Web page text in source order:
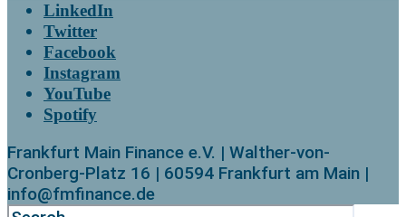
LinkedIn
Twitter
Facebook
Instagram
YouTube
Spotify
Frankfurt Main Finance e.V. | Walther-von-
Cronberg-Platz 16 | 60594 Frankfurt am Main |
info@fmfinance.de